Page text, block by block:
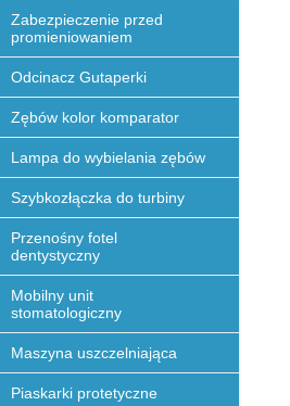
Zabezpieczenie przed
promieniowaniem
Odcinacz Gutaperki
Zębów kolor komparator
Lampa do wybielania zębów
Szybkozłączka do turbiny
Przenośny fotel
dentystyczny
Mobilny unit
stomatologiczny
Maszyna uszczelniająca
Piaskarki protetyczne